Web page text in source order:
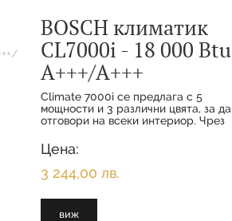
BOSCH климатик
CL7000i - 18 000 Btu
А+++/А+++
Climate 7000i се предлага с 5
мощности и 3 различни цвята, за да
отговори на всеки интериор. Чрез
интелигентното свързване вашите
клиенти се наслаждават на
максимално удобство с
Цена:
3 244,00 лв.
виж